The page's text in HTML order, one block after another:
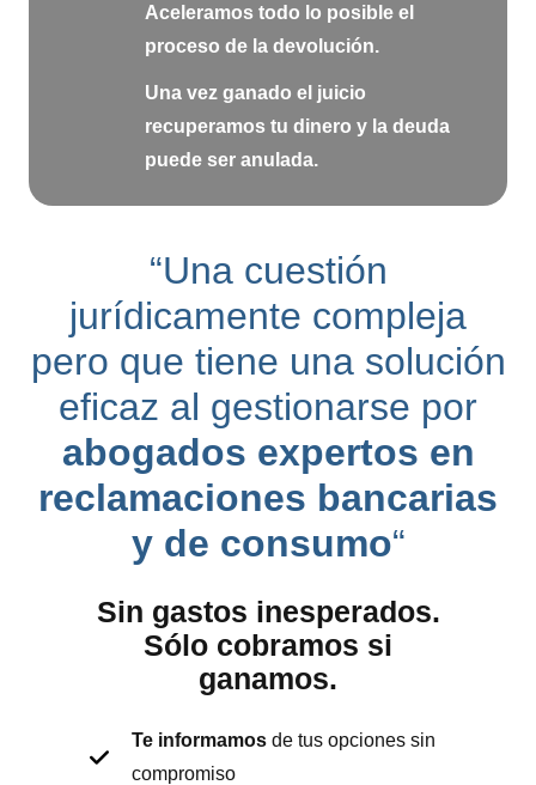
Aceleramos todo lo posible el
proceso de la devolución.
Una vez ganado el juicio
recuperamos tu dinero y la deuda
puede ser anulada.
“Una cuestión
jurídicamente compleja
pero que tiene una solución
eficaz al gestionarse por
abogados expertos en
reclamaciones bancarias
y de consumo“
Sin gastos inesperados.
Sólo cobramos si
ganamos.
Te informamosde tus opciones sin
compromiso